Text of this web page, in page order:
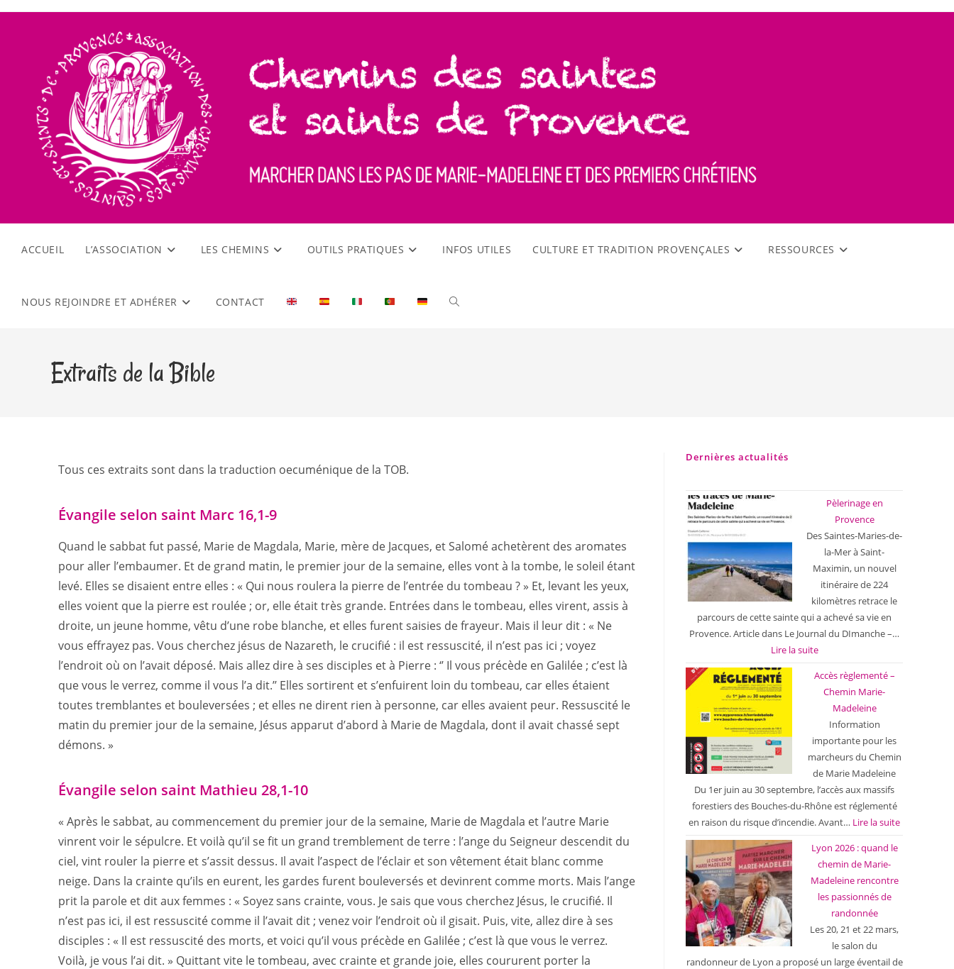
ACCUEIL L’ASSOCIATION LES CHEMINS OUTILS PRATIQUES INFOS UTILES CULTURE ET TRADITION PROVENÇALES RESSOURCES
NOUS REJOINDRE ET ADHÉRER CONTACT
Extraits de la Bible
Tous ces extraits sont dans la traduction oecuménique de la TOB.
Évangile selon saint Marc 16,1-9
Quand le sabbat fut passé, Marie de Magdala, Marie, mère de Jacques, et Salomé achetèrent des aromates
pour aller l’embaumer. Et de grand matin, le premier jour de la semaine, elles vont à la tombe, le soleil étant
levé. Elles se disaient entre elles : « Qui nous roulera la pierre de l’entrée du tombeau ? » Et, levant les yeux,
elles voient que la pierre est roulée ; or, elle était très grande. Entrées dans le tombeau, elles virent, assis à
droite, un jeune homme, vêtu d’une robe blanche, et elles furent saisies de frayeur. Mais il leur dit : « Ne
vous effrayez pas. Vous cherchez jésus de Nazareth, le crucifié : il est ressuscité, il n’est pas ici ; voyez
l’endroit où on l’avait déposé. Mais allez dire à ses disciples et à Pierre : ‘’ Il vous précède en Galilée ; c’est là
que vous le verrez, comme il vous l’a dit.’’ Elles sortirent et s’enfuirent loin du tombeau, car elles étaient
toutes tremblantes et bouleversées ; et elles ne dirent rien à personne, car elles avaient peur. Ressuscité le
matin du premier jour de la semaine, Jésus apparut d’abord à Marie de Magdala, dont il avait chassé sept
démons. »
Évangile selon saint Mathieu 28,1-10
« Après le sabbat, au commencement du premier jour de la semaine, Marie de Magdala et l’autre Marie
vinrent voir le sépulcre. Et voilà qu’il se fit un grand tremblement de terre : l’ange du Seigneur descendit du
ciel, vint rouler la pierre et s’assit dessus. Il avait l’aspect de l’éclair et son vêtement était blanc comme
neige. Dans la crainte qu’ils en eurent, les gardes furent bouleversés et devinrent comme morts. Mais l’ange
prit la parole et dit aux femmes : « Soyez sans crainte, vous. Je sais que vous cherchez Jésus, le crucifié. Il
n’est pas ici, il est ressuscité comme il l’avait dit ; venez voir l’endroit où il gisait. Puis, vite, allez dire à ses
disciples : « Il est ressuscité des morts, et voici qu’il vous précède en Galilée ; c’est là que vous le verrez.
Voilà, je vous l’ai dit. » Quittant vite le tombeau, avec crainte et grande joie, elles coururent porter la
Dernières actualités
Pèlerinage en
Provence
Des Saintes-Maries-de-
la-Mer à Saint-
Maximin, un nouvel
itinéraire de 224
kilomètres retrace le
parcours de cette sainte qui a achevé sa vie en
Provence. Article dans Le Journal du DImanche –…
Lire la suite
Accès règlementé –
Chemin Marie-
Madeleine
Information
importante pour les
marcheurs du Chemin
de Marie Madeleine
Du 1er juin au 30 septembre, l’accès aux massifs
forestiers des Bouches-du-Rhône est réglementé
en raison du risque d’incendie. Avant… Lire la suite
Lyon 2026 : quand le
chemin de Marie-
Madeleine rencontre
les passionnés de
randonnée
Les 20, 21 et 22 mars,
le salon du
randonneur de Lyon a proposé un large éventail de